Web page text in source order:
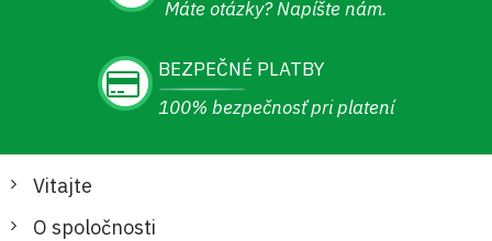
Máte otázky? Napíšte nám.
BEZPEČNÉ PLATBY
100% bezpečnosť pri platení
Vitajte
O spoločnosti